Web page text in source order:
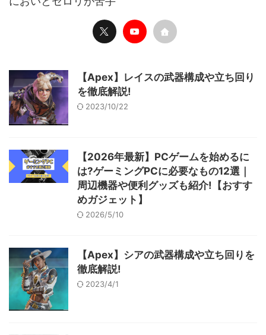
【Apex】レイスの武器構成や立ち回り
を徹底解説!
2023/10/22
【2026年最新】PCゲームを始めるに
は?ゲーミングPCに必要なもの12選｜
周辺機器や便利グッズも紹介!【おすす
めガジェット】
2026/5/10
【Apex】シアの武器構成や立ち回りを
徹底解説!
2023/4/1